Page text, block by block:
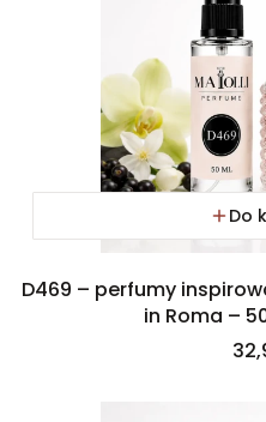
Do
D469 – perfumy
in Roma –